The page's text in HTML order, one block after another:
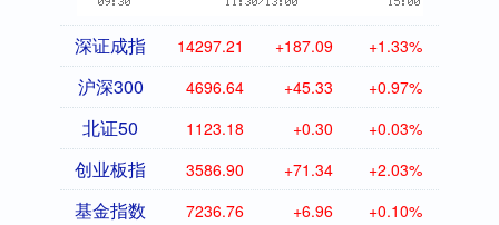
深证成指 14297.21 +187.09 +1.33%
沪深300 4696.64 +45.33 +0.97%
北证50 1123.18 +0.30 +0.03%
创业板指 3586.90 +71.34 +2.03%
基金指数 7236.76 +6.96 +0.10%